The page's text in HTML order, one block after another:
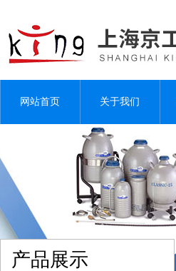
网站首页 关于我们
产品展示